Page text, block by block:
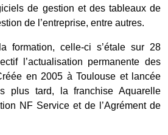
de gestion et des tableaux de
de l’entreprise, entre autres.
formation, celle-ci s’étale sur 28
l’actualisation permanente des
en 2005 à Toulouse et lancée
plus tard, la franchise Aquarelle
NF Service et de l’Agrément de